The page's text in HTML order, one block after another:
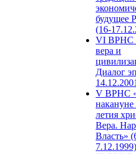
будущее
(16-
VI ВРНС
вера и
Диалог
V ВРНС
накануне
летия
Вера.
Власть»
7.12.1999)